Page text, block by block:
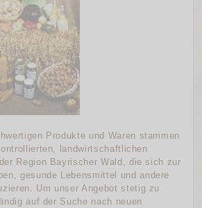
Produkte und Waren stammen
landwirtschaftlichen
Region Bayrischer Wald, die sich zur
gesunde Lebensmittel und andere
Um unser Angebot stetig zu
auf der Suche nach neuen